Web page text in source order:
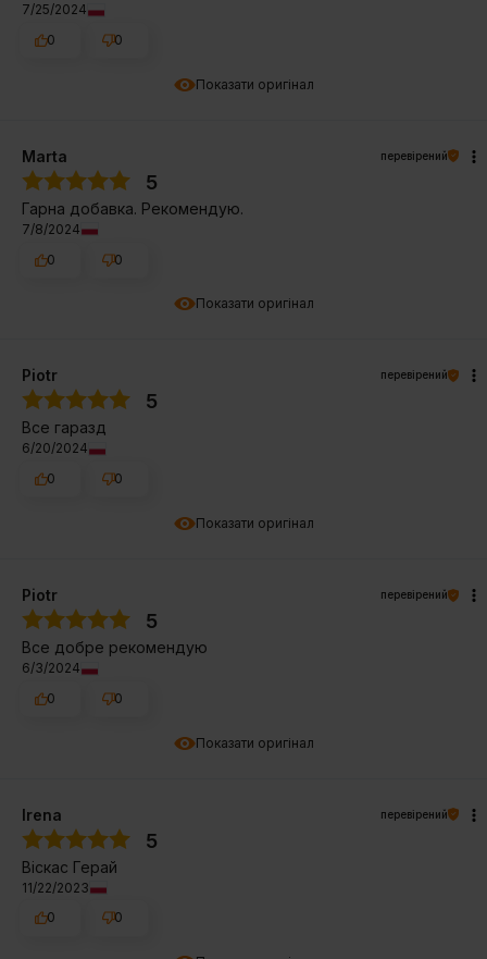
Показати оригінал
7/25/2024
0
0
Показати оригінал
Marta перевірений
5
Гарна добавка. Рекомендую.
7/8/2024
0
0
Показати оригінал
Piotr перевірений
5
Все гаразд
6/20/2024
0
0
Показати оригінал
Piotr перевірений
5
Все добре рекомендую
6/3/2024
0
0
Irena перевірений
5
Віскас Герай
11/22/2023
0
0